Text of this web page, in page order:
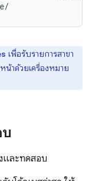
เพื่อรับรายการสาขา
าด้วยเครื่องหมาย
และทดสอบ